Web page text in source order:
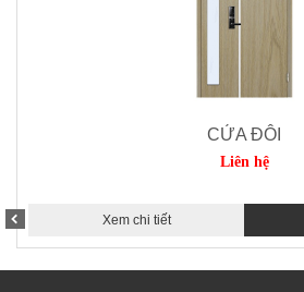
CỬA ĐÔI
Liên hệ
Xem chi tiết